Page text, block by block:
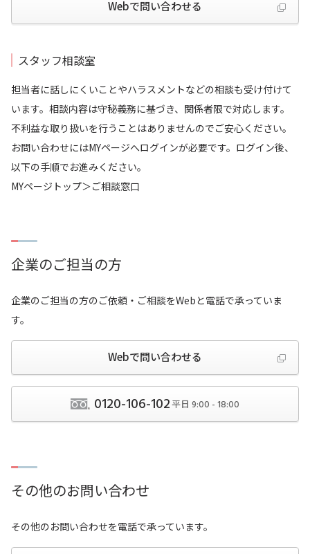
Webで問い合わせる
スタッフ相談室
担当者に話しにくいことやハラスメントなどの相談も受け付けて
います。相談内容は守秘義務に基づき、関係者限で対応します。
不利益な取り扱いを行うことはありませんのでご安心ください。
お問い合わせにはMYページへログインが必要です。ログイン後、
以下の手順でお進みください。
MYページトップ＞ご相談窓口
企業のご担当の方
企業のご担当の方のご依頼・ご相談をWebと電話で承っていま
す。
Webで問い合わせる
0120-106-102平日 9:00 - 18:00
その他のお問い合わせ
その他のお問い合わせを電話で承っています。